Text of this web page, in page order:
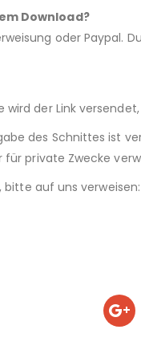
Download?
oder Paypal.
wird der Link
des Schnittes ist
private Zwecke
auf uns